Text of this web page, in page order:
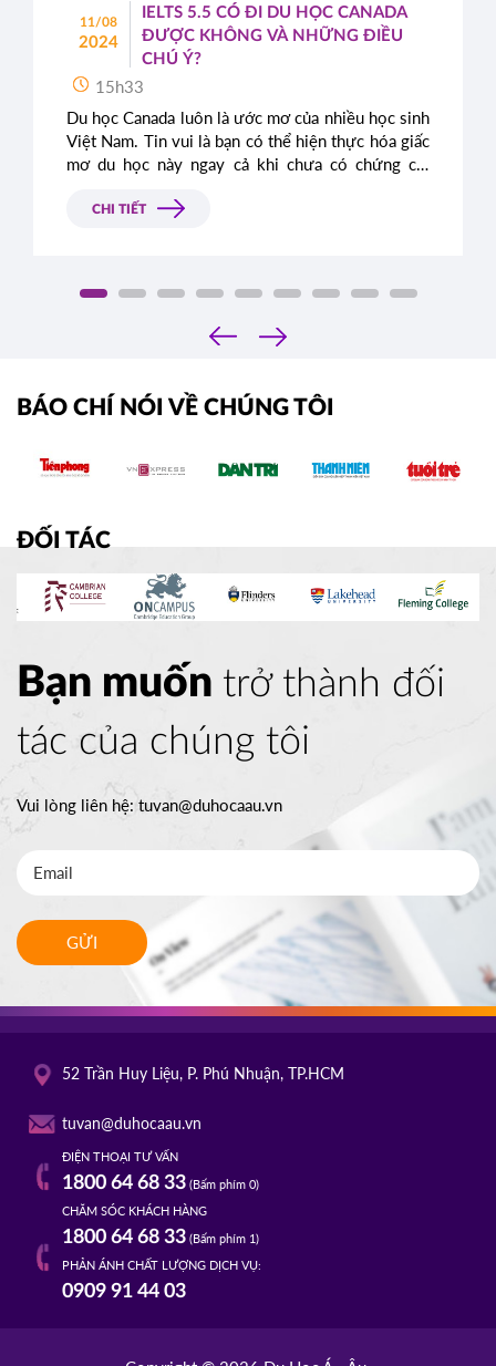
11/08
2024
IELTS 5.5 CÓ ĐI DU HỌC CANADA
ĐƯỢC KHÔNG VÀ NHỮNG ĐIỀU
CHÚ Ý?
15h33
Du học Canada luôn là ước mơ của nhiều học sinh
Việt Nam. Tin vui là bạn có thể hiện thực hóa giấc
mơ du học này ngay cả khi chưa có chứng chỉ
về các chương trình du học không yêu cầu IELTS
CHI TIẾT
‹
›
BÁO CHÍ NÓI VỀ CHÚNG TÔI
ĐỐI TÁC
Bạn muốn trở thành đối
tác của chúng tôi
Vui lòng liên hệ:tuvan@duhocaau.vn
GỬI
52 Trần Huy Liệu, P. Phú Nhuận, TP.HCM
tuvan@duhocaau.vn
ĐIỆN THOẠI TƯ VẤN
1800 64 68 33(Bấm phím 0)
CHĂM SÓC KHÁCH HÀNG
1800 64 68 33(Bấm phím 1)
PHẢN ÁNH CHẤT LƯỢNG DỊCH VỤ:
0909 91 44 03